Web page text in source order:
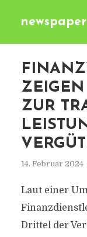
ZEIGEN
ZUR
14. Februar 2024
Laut einer
Drittel der